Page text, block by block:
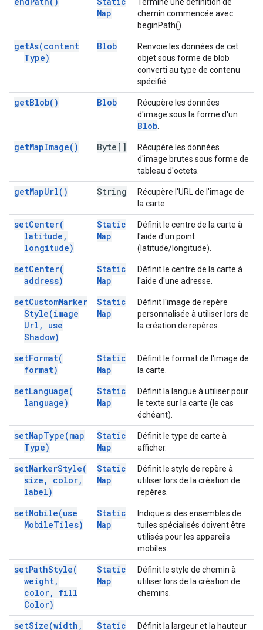
Map
chemin commencée avec
beginPath().
getAs(content
Type)
Blob
Renvoie les données de cet
objet sous forme de blob
converti au type de contenu
spécifié.
getBlob( ) Blob
Récupère les données
d'image sous la forme d'un
Blob
getMapImage( ) Byte[]
Récupère les données
d'image brutes sous forme de
tableau d'octets.
getMapUrl( ) String
Récupère l'URL de l'image de
la carte.
setCenter(
latitude ,
longitude)
Static
Map
Définit le centre de la carte à
l'aide d'un point
(latitude/longitude).
setCenter(
address)
Static
Map
Définit le centre de la carte à
l'aide d'une adresse.
setCustomMarker
Style(image
Url ,
use
Shadow)
Static
Map
Définit l'image de repère
personnalisée à utiliser lors de
la création de repères.
setFormat(
format)
Static
Map
Définit le format de l'image de
la carte.
setLanguage(
language)
Static
Map
Définit la langue à utiliser pour
le texte sur la carte (le cas
échéant).
setMapType(map
Type)
Static
Map
Définit le type de carte à
afficher.
setMarkerStyle(
size , color,
label)
Static
Map
Définit le style de repère à
utiliser lors de la création de
repères.
setMobile(use
MobileTiles)
Static
Map
Indique si des ensembles de
tuiles spécialisés doivent être
utilisés pour les appareils
mobiles.
setPathStyle(
weight,
color,
fill
Color)
Static
Map
Définit le style de chemin à
utiliser lors de la création de
chemins.
setSize(width , Static Définit la largeur et la hauteur